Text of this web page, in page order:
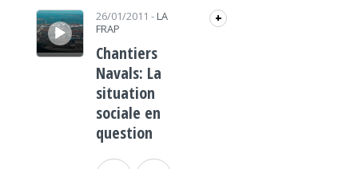
Lecteur audio 26/01/2011 - LA
FRAP
+
Chantiers
Navals: La
situation
sociale en
question